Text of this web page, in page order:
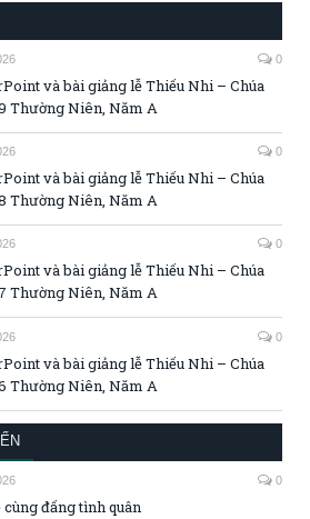
0
và bài giảng lễ Thiếu Nhi – Chúa
Thường Niên, Năm A
0
và bài giảng lễ Thiếu Nhi – Chúa
Thường Niên, Năm A
0
và bài giảng lễ Thiếu Nhi – Chúa
Thường Niên, Năm A
0
và bài giảng lễ Thiếu Nhi – Chúa
Thường Niên, Năm A
0
đấng tình quân